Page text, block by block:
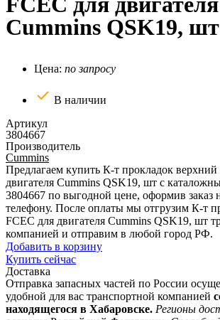
Cummins QSK19, шт
Цена: по запросу
В наличии
Артикул
3804667
Производитель
Cummins
Предлагаем купить К-т прокладок верхний
двигателя Cummins QSK19, шт с
3804667 по выгодной цене, оформив заказ
телефону. После оплаты мы отгрузим К-т
FCEC для двигателя Cummins QSK19, шт
компанией и отправим в любой город РФ.
Добавить в корзину
Купить сейчас
Доставка
Отправка запасных частей по России
удобной для вас транспортной компанией
находящегося в Хабаровске. Регионы